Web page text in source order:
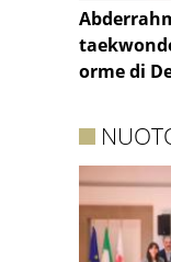
orme di